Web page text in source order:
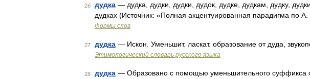
26 дудка — дудка, дудки, дудки, дудок, дудке, дудкам, дудку,
дудках (Источник: «Полная акцентуированная парадигма по А.
Формы слов
27 дудка — Искон. Уменьшит. ласкат. образование от дуда,
Этимологический словарь русского языка
28 дудка — Образовано с помощью уменьшительного суффикса